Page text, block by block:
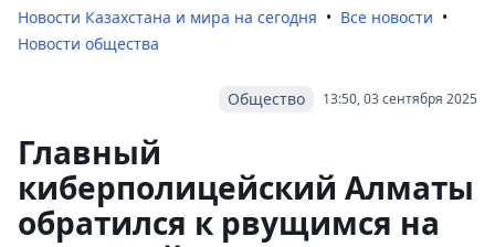
Новости Казахстана и мира на сегодня
Все новости
Новости общества
13:50, 03 сентября 2025
Общество
Главный
киберполицейский Алматы
обратился к рвущимся на